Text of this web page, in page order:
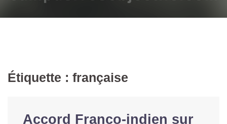
Étiquette : française
Accord Franco-indien sur